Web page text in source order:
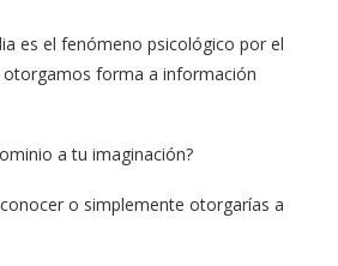
es el fenómeno psicológico por el
forma a información
a tu imaginación?
o simplemente otorgarías a